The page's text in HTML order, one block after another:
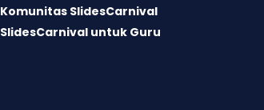
Komunitas SlidesCarnival
SlidesCarnival untuk Guru